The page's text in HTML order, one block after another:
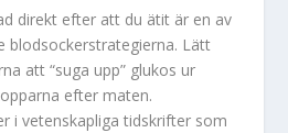
direkt efter att du ätit är en av
blodsockerstrategierna. Lätt
att “suga upp” glukos ur
efter maten.
i vetenskapliga tidskrifter som